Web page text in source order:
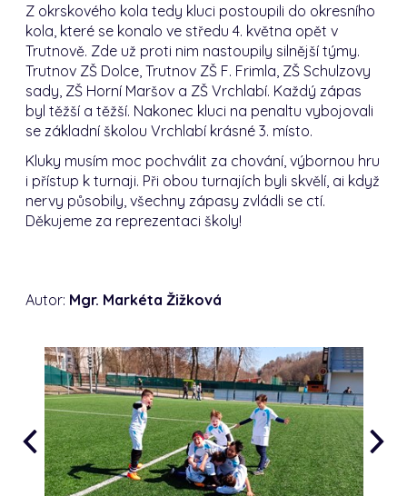
Z okrskového kola tedy kluci postoupili do okresního
kola, které se konalo ve středu 4. května opět v
Trutnově. Zde už proti nim nastoupily silnější týmy.
Trutnov ZŠ Dolce, Trutnov ZŠ F. Frimla, ZŠ Schulzovy
sady, ZŠ Horní Maršov a ZŠ Vrchlabí. Každý zápas
byl těžší a těžší. Nakonec kluci na penaltu vybojovali
se základní školou Vrchlabí krásné 3. místo.
Kluky musím moc pochválit za chování, výbornou hru
i přístup k turnaji. Při obou turnajích byli skvělí, ai když
nervy působily, všechny zápasy zvládli se ctí.
Děkujeme za reprezentaci školy!
Autor: Mgr. Markéta Žižková